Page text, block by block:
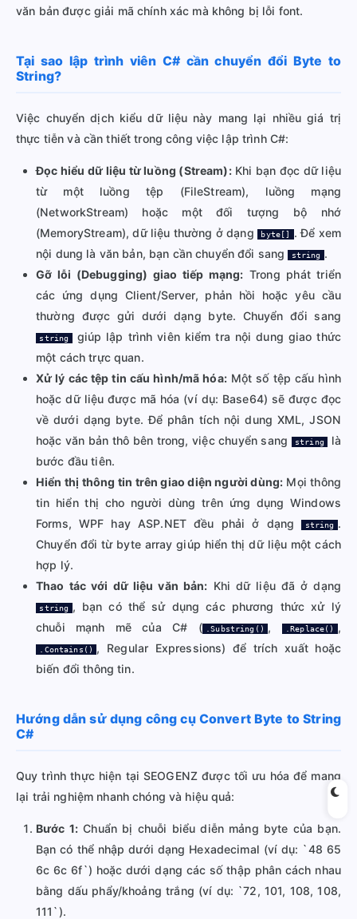
văn bản được giải mã chính xác mà không bị lỗi font.
Tại sao lập trình viên C# cần chuyển đổi Byte to
String?
Việc chuyển dịch kiểu dữ liệu này mang lại nhiều giá trị
thực tiễn và cần thiết trong công việc lập trình C#:
Đọc hiểu dữ liệu từ luồng (Stream):Khi bạn đọc dữ liệu
từ một luồng tệp (FileStream), luồng mạng
(NetworkStream) hoặc một đối tượng bộ nhớ
(MemoryStream), dữ liệu thường ở dạng
byte[]
. Để xem
nội dung là văn bản, bạn cần chuyển đổi sang string .
Gỡ lỗi (Debugging) giao tiếp mạng: Trong phát triển
các ứng dụng Client/Server, phản hồi hoặc yêu cầu
thường được gửi dưới dạng byte. Chuyển đổi sang
string giúp lập trình viên kiểm tra nội dung giao thức
một cách trực quan.
Xử lý các tệp tin cấu hình/mã hóa:Một số tệp cấu hình
hoặc dữ liệu được mã hóa (ví dụ: Base64) sẽ được đọc
về dưới dạng byte. Để phân tích nội dung XML, JSON
hoặc văn bản thô bên trong, việc chuyển sang
string
là
bước đầu tiên.
Hiển thị thông tin trên giao diện người dùng: Mọi thông
tin hiển thị cho người dùng trên ứng dụng Windows
Forms, WPF hay ASP.NET đều phải ở dạng string .
Chuyển đổi từ byte array giúp hiển thị dữ liệu một cách
hợp lý.
Thao tác với dữ liệu văn bản: Khi dữ liệu đã ở dạng
string , bạn có thể sử dụng các phương thức xử lý
chuỗi mạnh mẽ của C# (
.Substring() , .Replace() ,
.Contains()
, Regular Expressions) để trích xuất hoặc
biến đổi thông tin.
Hướng dẫn sử dụng công cụ Convert Byte to String
C#
Quy trình thực hiện tại SEOGENZ được tối ưu hóa để mang
lại trải nghiệm nhanh chóng và hiệu quả:
Bước 1: Chuẩn bị chuỗi biểu diễn mảng byte của bạn.
Bạn có thể nhập dưới dạng Hexadecimal (ví dụ: `48 65
6c 6c 6f`) hoặc dưới dạng các số thập phân cách nhau
bằng dấu phẩy/khoảng trắng (ví dụ: `72, 101, 108, 108,
111`).